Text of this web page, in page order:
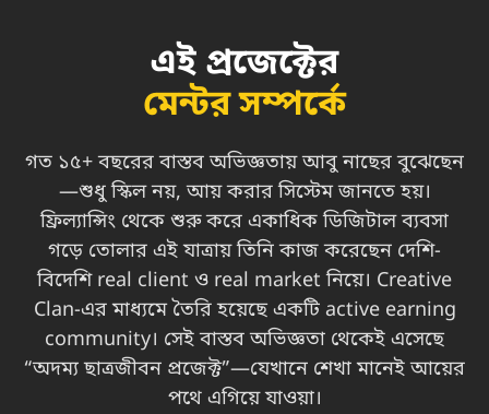
এই প্রজেক্টের
মেন্টর সম্পর্কে
গত ১৫+ বছরের বাস্তব অভিজ্ঞতায় আবু নাছের বুঝেছেন
—শুধু স্কিল নয়, আয় করার সিস্টেম জানতে হয়।
ফ্রিল্যান্সিং থেকে শুরু করে একাধিক ডিজিটাল ব্যবসা
গড়ে তোলার এই যাত্রায় তিনি কাজ করেছেন দেশি-
বিদেশি real client ও real market নিয়ে। Creative
Clan-এর মাধ্যমে তৈরি হয়েছে একটি active earning
community। সেই বাস্তব অভিজ্ঞতা থেকেই এসেছে
“অদম্য ছাত্রজীবন প্রজেক্ট”—যেখানে শেখা মানেই আয়ের
পথে এগিয়ে যাওয়া।